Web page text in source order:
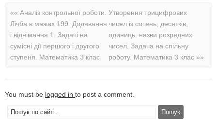
«« Аналіз контрольної роботи.
Лічба в межах 199. Додавання
і віднімання 1. Задачі на
сумісні дії першого і другого
ступеня. Математика 3 клас
Утворення трицифрових
чисел із сотень, десятків,
одиниць. назви розрядних
чисел. Задача на спільну
роботу. Математика 3 клас »»
You must be logged in to post a comment.